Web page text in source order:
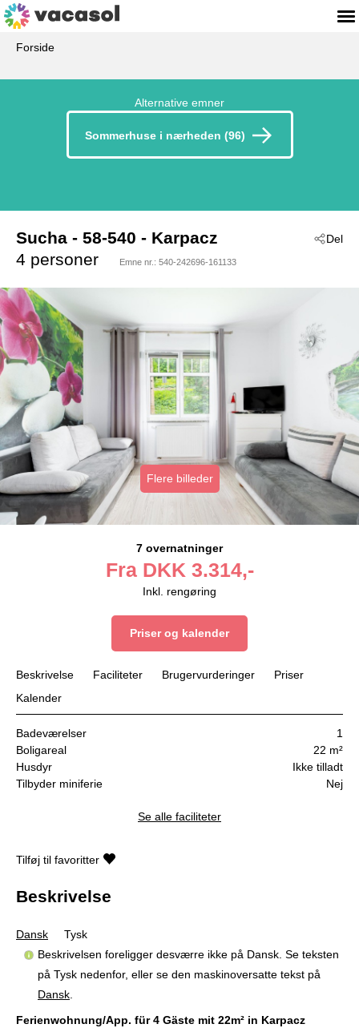
Forside
Alternative emner
Sommerhuse i nærheden (96)
Del
Sucha - 58-540 - Karpacz
4 personer
Emne nr.: 540-242696-161133
Flere billeder
7 overnatninger
Fra DKK 3.314,-
Inkl. rengøring
Priser og kalender
Beskrivelse Faciliteter Brugervurderinger
Priser
Kalender
Badeværelser
1
Boligareal
22 m²
Husdyr
Ikke tilladt
Tilbyder miniferie
Nej
Se alle faciliteter
Tilføj til favoritter
Beskrivelse
Dansk
Tysk
Beskrivelsen foreligger desværre ikke på Dansk. Se teksten
på Tysk nedenfor, eller se den maskinoversatte tekst på
Dansk
Ferienwohnung/App. für 4 Gäste mit 22m² in Karpacz